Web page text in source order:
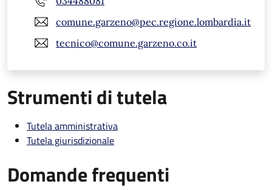
comune.garzeno@pec.regione.lombardia.it
tecnico@comune.garzeno.co.it
Strumenti di tutela
Tutela amministrativa
Tutela giurisdizionale
Domande frequenti